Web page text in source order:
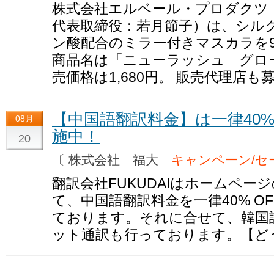
株式会社エルベール・プロダクツ
代表取締役：若月節子）は、シル
ン酸配合のミラー付きマスカラ
商品名は「ニューラッシュ グロ
売価格は1,680円。 販売代理店も
08月
20
【中国語翻訳料金】は一律
施中！
〔 株式会社 福大 キャンペーン/セ
翻訳会社FUKUDAIはホームペー
て、中国語翻訳料金を一律40%
ております。それに合せて、韓
ット通訳も行っております。【